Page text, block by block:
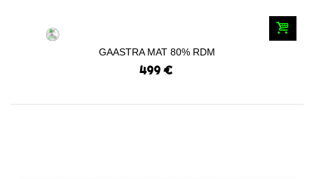
GAASTRA MAT 80% RDM
499 €